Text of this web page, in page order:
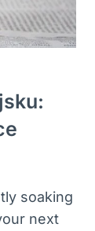
soaking
next